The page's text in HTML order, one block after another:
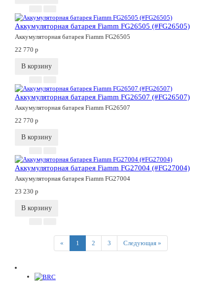
Аккумуляторная батарея Fiamm FG26505 (#FG26505)
Аккумуляторная батарея Fiamm FG26505
22 770 p
В корзину
Аккумуляторная батарея Fiamm FG26507 (#FG26507)
Аккумуляторная батарея Fiamm FG26507
22 770 p
В корзину
Аккумуляторная батарея Fiamm FG27004 (#FG27004)
Аккумуляторная батарея Fiamm FG27004
23 230 p
В корзину
«Previous
1 2 3 Следующая »Next